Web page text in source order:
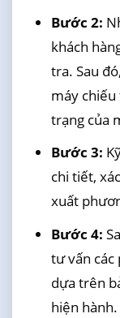
Bước 2:
khách
tra. Sau
máy chiếu
trạng của
Bước 3:
chi tiết,
xuất
Bước 4:
tư vấn các
dựa trên
hiện hành.